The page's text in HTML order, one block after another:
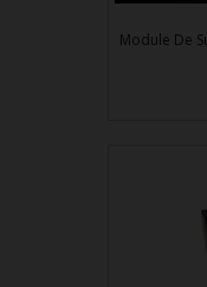
Module De